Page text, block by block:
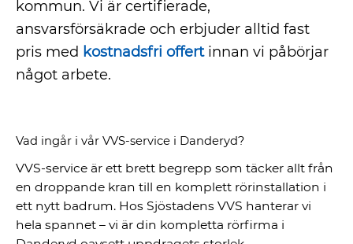
kommun. Vi är certifierade,
ansvarsförsäkrade och erbjuder alltid fast
pris med kostnadsfri offertinnan vi påbörjar
något arbete.
Vad ingår i vår VVS-service i Danderyd?
VVS-service är ett brett begrepp som täcker allt från
en droppande kran till en komplett rörinstallation i
ett nytt badrum. Hos Sjöstadens VVS hanterar vi
hela spannet – vi är din kompletta rörfirma i